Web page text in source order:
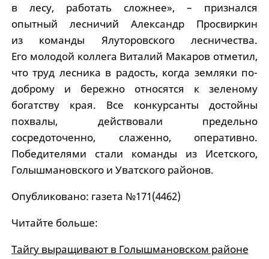
в лесу, работать сложнее», – признался
опытный лесничий Александр Просвиркин
из команды Ялуторовского лесничества.
Его молодой коллега Виталий Макаров отметил,
что труд лесника в радость, когда земляки по-
доброму и бережно относятся к зеленому
богатству края. Все конкурсанты достойны
похвалы, действовали предельно
сосредоточенно, слаженно, оперативно.
Победителями стали команды из Исетского,
Голышмановского и Уватского районов.
Опубликовано: газета №171(4462)
Читайте больше:
Тайгу выращивают в Голышмановском районе